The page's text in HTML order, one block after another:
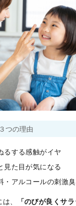
つの理由
るする感触がイヤ
見た目が気になる
アルコールの刺激臭
、
「のびが良くサ